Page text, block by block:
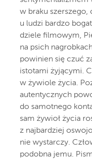
w braku szerszego,
u ludzi bardzo
dziele filmowym,
na psich
powinien się czuć
istotami żyjącymi.
w żywiole życia.
autentycznych
do samotnego
sam żywioł życia
z najbardziej
nie wystarczy.
podobna jemu.